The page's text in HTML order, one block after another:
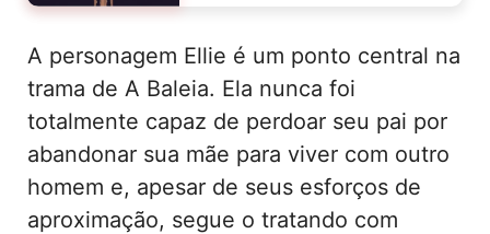
A personagem Ellie é um ponto central na
trama de A Baleia. Ela nunca foi
totalmente capaz de perdoar seu pai por
abandonar sua mãe para viver com outro
homem e, apesar de seus esforços de
aproximação, segue o tratando com